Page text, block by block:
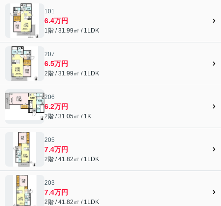
101
6.4万円
1階 / 31.99㎡ / 1LDK
207
6.5万円
2階 / 31.99㎡ / 1LDK
206
6.2万円
2階 / 31.05㎡ / 1K
205
7.4万円
2階 / 41.82㎡ / 1LDK
203
7.4万円
2階 / 41.82㎡ / 1LDK